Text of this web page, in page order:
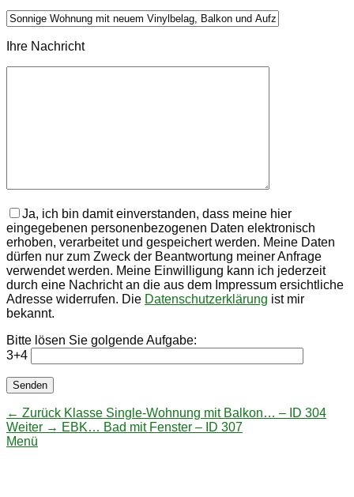
Ihre Nachricht
Ja, ich bin damit einverstanden, dass meine hier
eingegebenen personenbezogenen Daten elektronisch
erhoben, verarbeitet und gespeichert werden. Meine Daten
dürfen nur zum Zweck der Beantwortung meiner Anfrage
verwendet werden. Meine Einwilligung kann ich jederzeit
durch eine Nachricht an die aus dem Impressum ersichtliche
Adresse widerrufen. Die Datenschutzerklärung ist mir
bekannt.
Bitte lösen Sie golgende Aufgabe:
3+4
Beitragsnavigation
← Zurück Vorhergehender
Beitrag:
Klasse Single-Wohnung mit Balkon… – ID 304
Weiter → Nächster
EBK… Bad mit Fenster – ID 307
Menü